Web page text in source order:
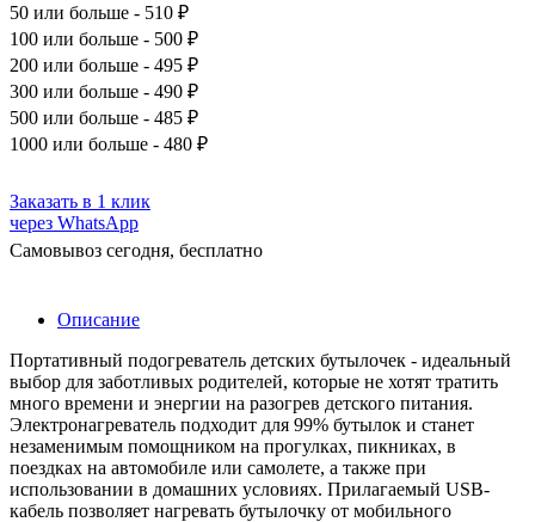
50 или больше - 510 ₽
100 или больше - 500 ₽
200 или больше - 495 ₽
300 или больше - 490 ₽
500 или больше - 485 ₽
1000 или больше - 480 ₽
Заказать в 1 клик
через WhatsApp
Самовывоз сегодня, бесплатно
Описание
Портативный подогреватель детских бутылочек - идеальный
выбор для заботливых родителей, которые не хотят тратить
много времени и энергии на разогрев детского питания.
Электронагреватель подходит для 99% бутылок и станет
незаменимым помощником на прогулках, пикниках, в
поездках на автомобиле или самолете, а также при
использовании в домашних условиях. Прилагаемый USB-
кабель позволяет нагревать бутылочку от мобильного